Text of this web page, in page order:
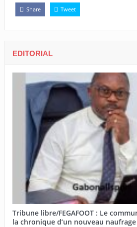
Share Tweet
EDITORIAL
Tribune libre/FEGAFOOT : Le
la chronique d’un nouveau